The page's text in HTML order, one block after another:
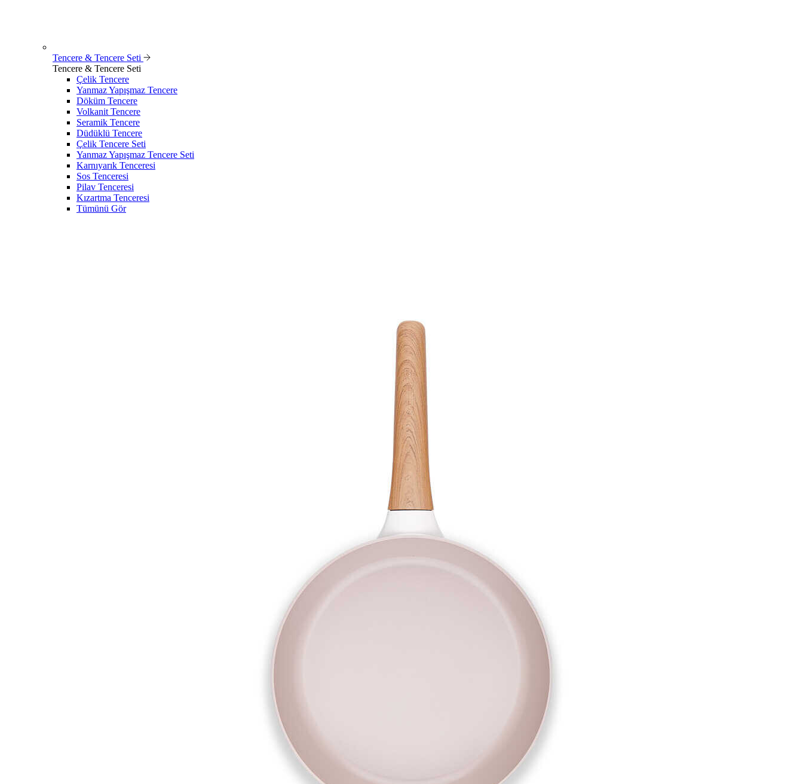
Tencere & Tencere Seti
Tencere & Tencere Seti
Çelik Tencere
Yanmaz Yapışmaz Tencere
Döküm Tencere
Volkanit Tencere
Seramik Tencere
Düdüklü Tencere
Çelik Tencere Seti
Yanmaz Yapışmaz Tencere Seti
Karnıyarık Tenceresi
Sos Tenceresi
Pilav Tenceresi
Kızartma Tenceresi
Tümünü Gör